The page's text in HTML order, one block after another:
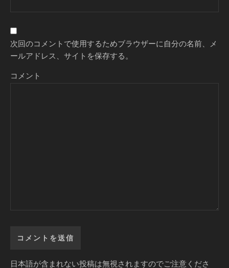
次回のコメントで使用するためブラウザーに自分の名前、メ
ールアドレス、サイトを保存する。
コメント
日本語が含まれない投稿は無視されますのでご注意くださ